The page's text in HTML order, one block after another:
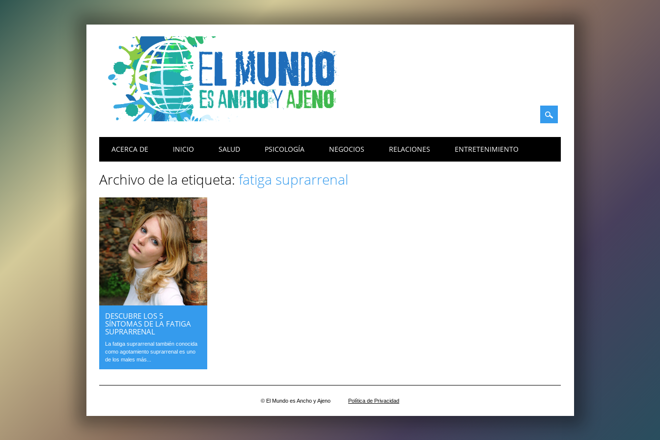
Menú principal
ACERCA DE INICIO SALUD PSICOLOGÍA NEGOCIOS RELACIONES ENTRETENIMIENTO
Archivo de la etiqueta:fatiga suprarrenal
DESCUBRE LOS 5
SÍNTOMAS DE LA FATIGA
SUPRARRENAL
La fatiga suprarrenal también conocida
como agotamiento suprarrenal es uno
de los males más...
© El Mundo es Ancho y Ajeno Política de Privacidad